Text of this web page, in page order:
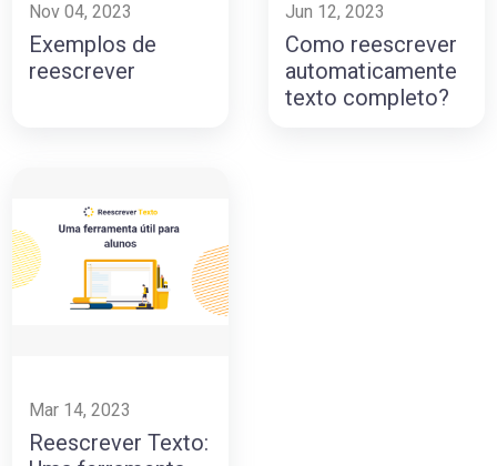
Nov 04, 2023
Exemplos de
reescrever
Jun 12, 2023
Como reescrever
automaticamente
texto completo?
Mar 14, 2023
Reescrever Texto: